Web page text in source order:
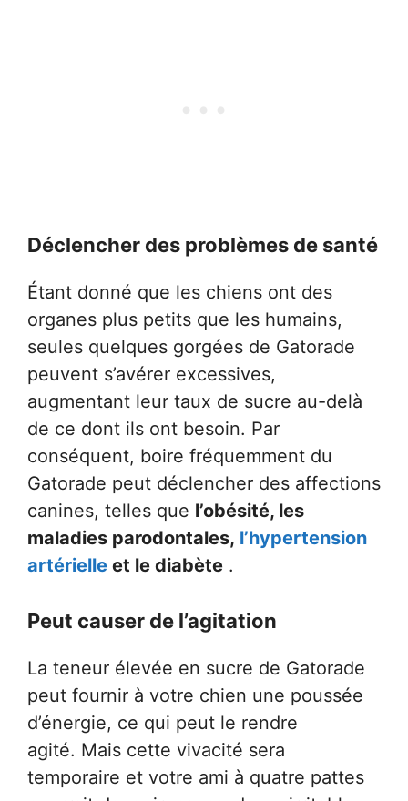
Déclencher des problèmes de santé
Étant donné que les chiens ont des
organes plus petits que les humains,
seules quelques gorgées de Gatorade
peuvent s’avérer excessives,
augmentant leur taux de sucre au-delà
de ce dont ils ont besoin. Par
conséquent, boire fréquemment du
Gatorade peut déclencher des affections
canines, telles que l’obésité, les
maladies parodontales, l’hypertension
artérielle et le diabète .
Peut causer de l’agitation
La teneur élevée en sucre de Gatorade
peut fournir à votre chien une poussée
d’énergie, ce qui peut le rendre
agité. Mais cette vivacité sera
temporaire et votre ami à quatre pattes